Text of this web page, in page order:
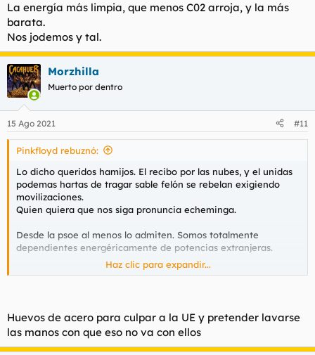
La energía más limpia, que menos C02 arroja, y la más
barata.
Nos jodemos y tal.
Morzhilla
Muerto por dentro
15 Ago 2021 #11
Pinkfloyd rebuznó:
Lo dicho queridos hamijos. El recibo por las nubes, y el unidas
podemas hartas de tragar sable felón se rebelan exigiendo
movilizaciones.
Quien quiera que nos siga pronuncia echeminga.
Desde la psoe al menos lo admiten. Somos totalmente
dependientes energéricamente de potencias extranjeras.
Será la factura de la luz el detonante definitivo del great
separatistas, la sacada de presos del prusex, la invasión de
ilegales, las mentiras de las mascarillas y todo tipo de tropelías
no consiguieron? Está por ver.
Haz clic para expandir...
Huevos de acero para culpar a la UE y pretender lavarse
las manos con que eso no va con ellos